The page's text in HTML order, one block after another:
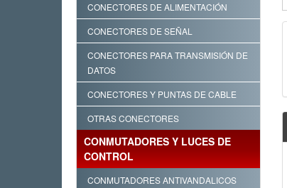
CONECTORES DE ALIMENTACIÓN
CONECTORES DE SEÑAL
CONECTORES PARA TRANSMISIÓN DE
DATOS
CONECTORES Y PUNTAS DE CABLE
OTRAS CONECTORES
CONMUTADORES Y LUCES DE
CONTROL
CONMUTADORES ANTIVANDALICOS